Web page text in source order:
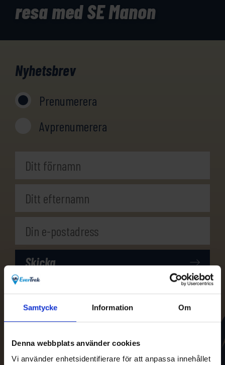
Samtycke Information Om
Denna webbplats använder cookies
Vi använder enhetsidentifierare för att anpassa innehållet
resa med SE Manon
Nyhetsbrev
Prenumerera
Avprenumerera